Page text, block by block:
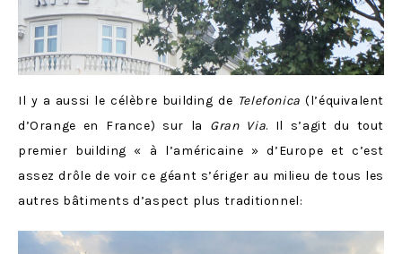
Il y a aussi le célèbre building de Telefonica (l’équivalent
d’Orange en France) sur la Gran Via. Il s’agit du tout
premier building « à l’américaine » d’Europe et c’est
assez drôle de voir ce géant s’ériger au milieu de tous les
autres bâtiments d’aspect plus traditionnel: